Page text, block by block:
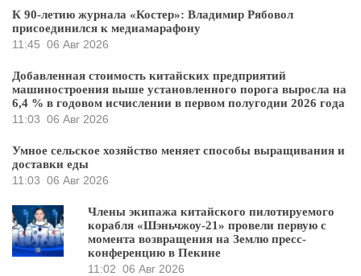
К 90-летию журнала «Костер»: Владимир Рябовол
присоединился к медиамарафону
11:45 06 Авг 2026
Добавленная стоимость китайских предприятий
машиностроения выше установленного порога выросла на
6,4 % в годовом исчислении в первом полугодии 2026 года
11:03 06 Авг 2026
Умное сельское хозяйство меняет способы выращивания и
доставки еды
11:03 06 Авг 2026
Члены экипажа китайского пилотируемого
корабля «Шэньчжоу-21» провели первую с
момента возвращения на Землю пресс-
конференцию в Пекине
11:02 06 Авг 2026